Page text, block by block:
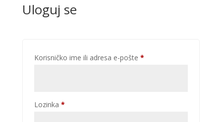
Uloguj se
Korisničko ime ili adresa e-pošte *Obavezno
Lozinka *Obavezno